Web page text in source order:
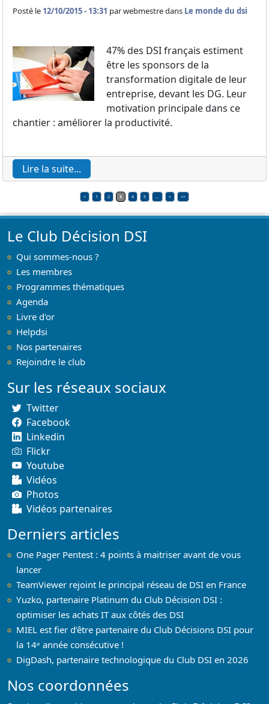
Posté le 12/10/2015 - 13:31 parwebmestre dans Le monde du dsi
47% des DSI français estiment
être les sponsors de la
transformation digitale de leur
entreprise, devant les DG. Leur
motivation principale dans ce
chantier : améliorer la productivité.
Lire la suite...
< 1 2 3 4 5 … > >>
Le Club Décision DSI
Qui sommes-nous ?
Les membres
Programmes thématiques
Agenda
Livre d'or
Helpdsi
Nos partenaires
Rejoindre le club
Sur les réseaux sociaux
Twitter
Facebook
Linkedin
Flickr
Youtube
Vidéos
Photos
Vidéos partenaires
Derniers articles
One Pager Pentest : 4 points à maitriser avant de vous
lancer
TeamViewer rejoint le principal réseau de DSI en France
Yuzko, partenaire Platinum du Club Décision DSI :
optimiser les achats IT aux côtés des DSI
MIEL est fier d’être partenaire du Club Décisions DSI pour
la 14ᵉ année consécutive !
DigDash, partenaire technologique du Club DSI en 2026
Nos coordonnées